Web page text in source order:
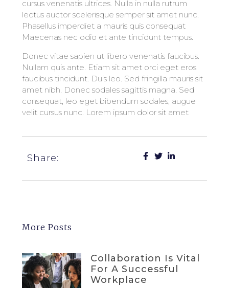
cursus venenatis ultrices. Nulla in nulla rutrum
lectus auctor scelerisque semper sit amet nunc.
Phasellus imperdiet a mauris quis consequat
Maecenas nec odio et ante tincidunt tempus.
Donec vitae sapien ut libero venenatis faucibus.
Nullam quis ante. Etiam sit amet orci eget eros
faucibus tincidunt. Duis leo. Sed fringilla mauris sit
amet nibh. Donec sodales sagittis magna. Sed
consequat, leo eget bibendum sodales, augue
velit cursus nunc. Lorem ipsum dolor sit amet
Share:
More Posts
Collaboration Is Vital
For A Successful
Workplace